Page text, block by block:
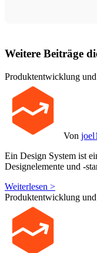
Weitere Beiträge
Produktentwicklung
Von joel1
Ein Design System ist
Designelemente und -
Weiterlesen >
Produktentwicklung